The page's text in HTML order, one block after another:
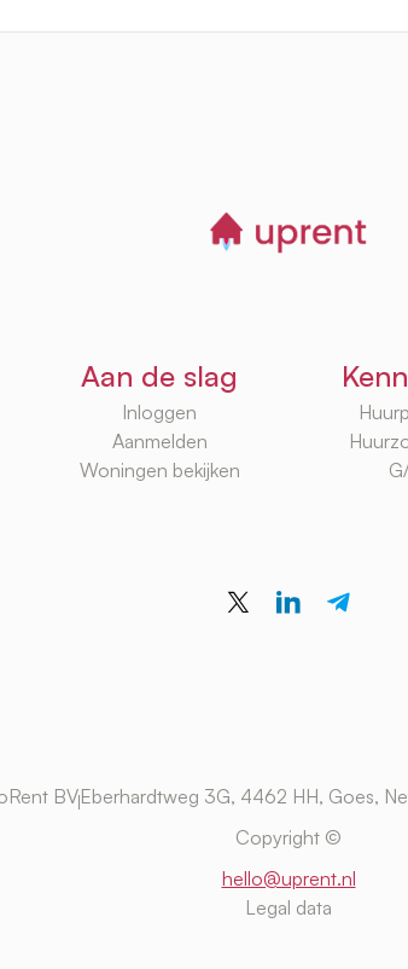
Aan de slag
Inloggen
Aanmelden
Woningen bekijken
BVEberhardtweg 3G, 4462 HH, Goes,
Copyright ©
hello@uprent.nl
Legal data